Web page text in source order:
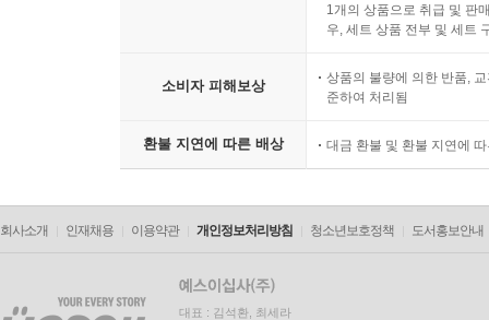
1개의 상품으로 취급 및 판
우, 세트 상품 전부 및 세트
소비자 피해보상
상품의 불량에 의한 반품,
준하여 처리됨
환불 지연에 따른 배상 대금 환불 및 환불 지연에
회사소개 인재채용 이용약관 개인정보처리방침 청소년보호정책 도서홍보안내
대표 : 김석환, 최세라